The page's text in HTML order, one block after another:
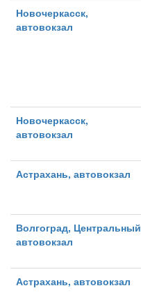
Новочеркасск,
автовокзал
Новочеркасск,
автовокзал
Астрахань, автовокзал
Волгоград, Центральный
автовокзал
Астрахань, автовокзал